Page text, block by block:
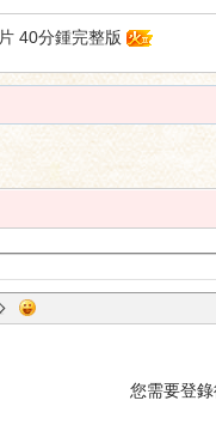
40分鍾完整版
您需要登